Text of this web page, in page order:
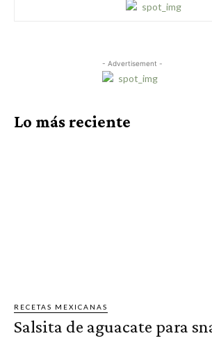
- Advertisement -
Lo más reciente
RECETAS MEXICANAS
Salsita de aguacate para